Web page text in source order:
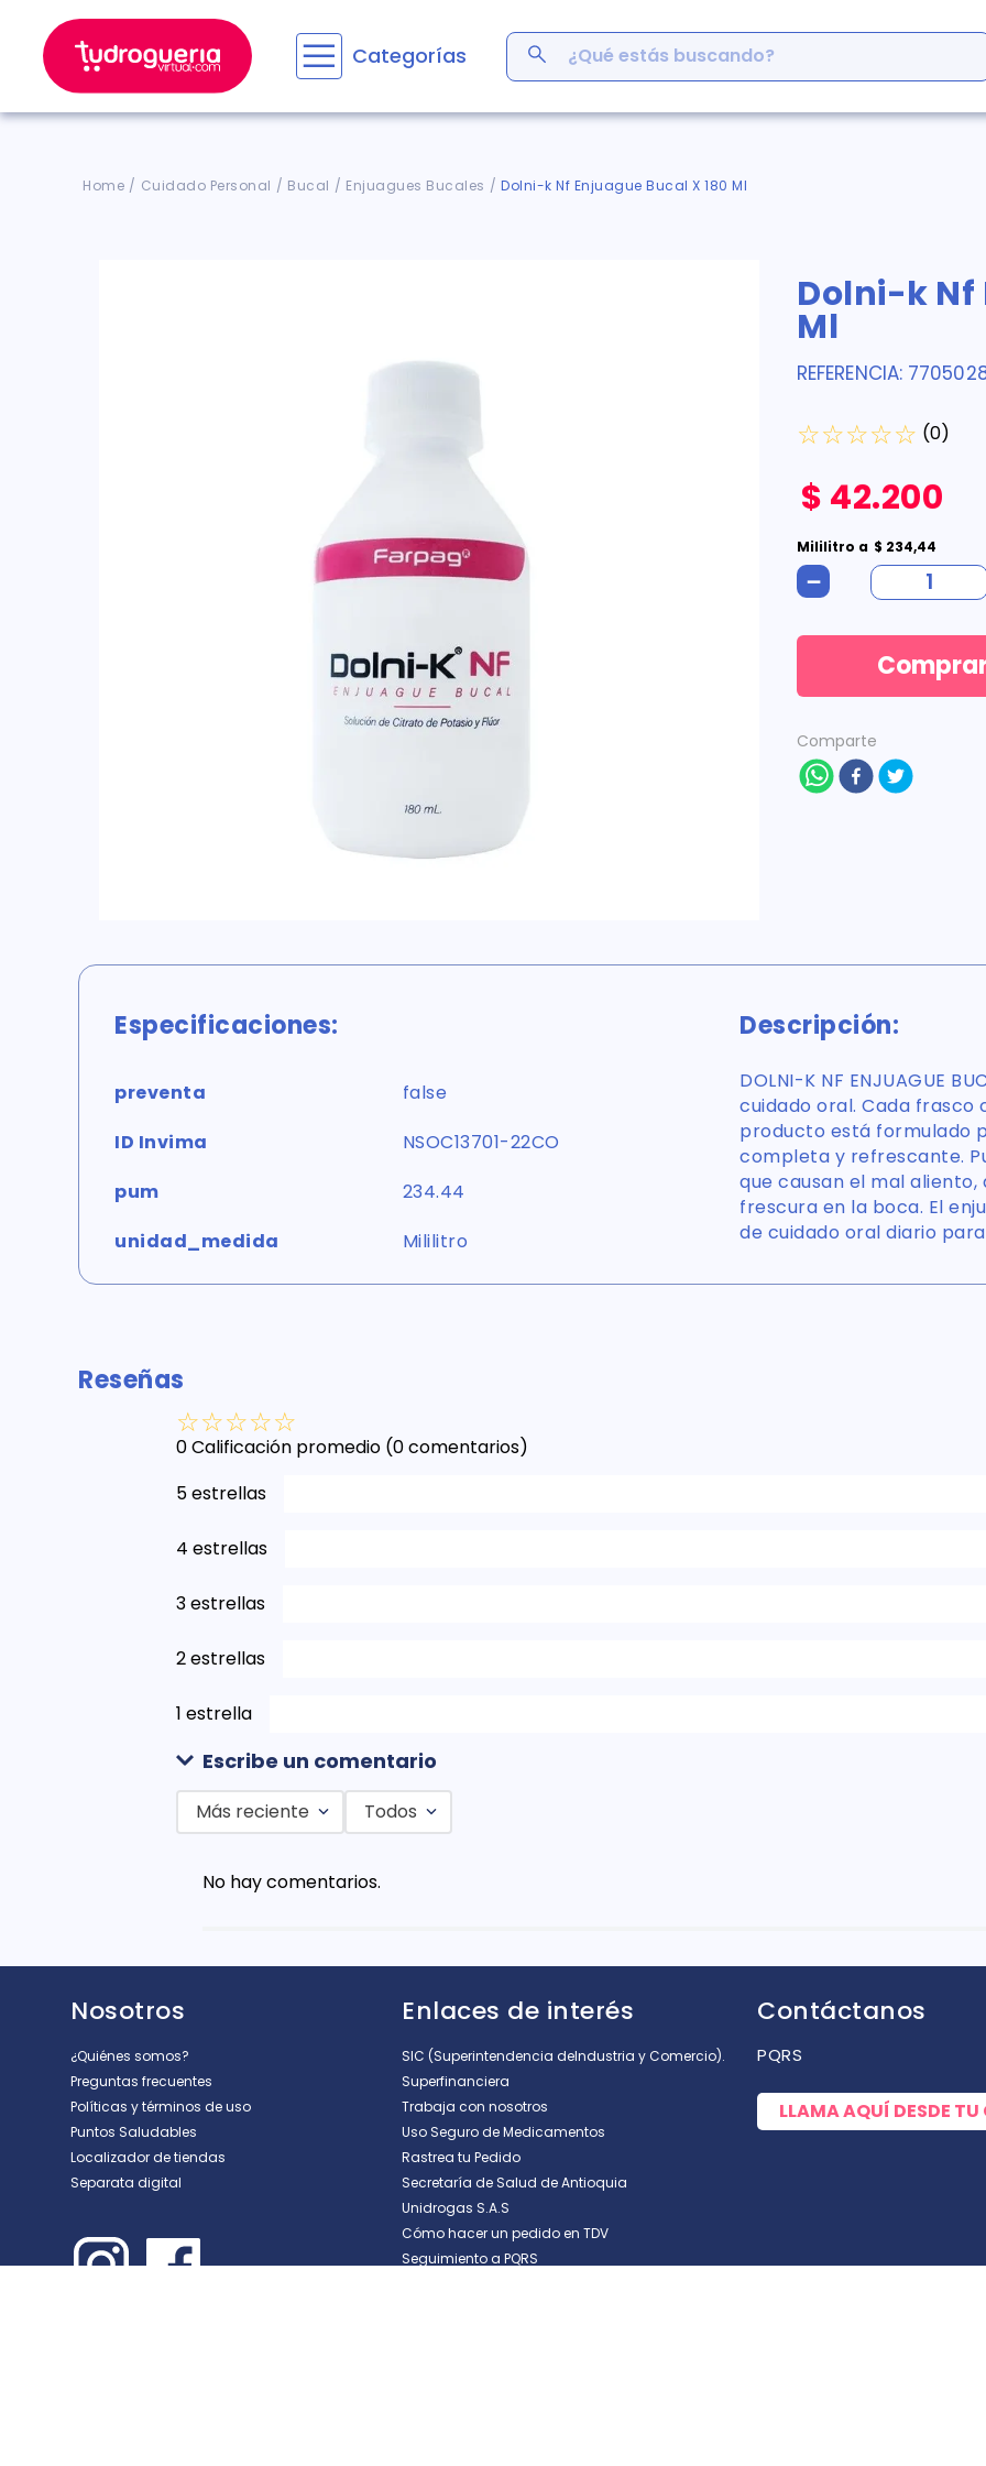
Categorías
¿Qué estás buscando?
Cuidado Personal Bucal Enjuagues Bucales Dolni-k Nf Enjuague Bucal X 180 Ml
Dolni-k Nf
Ml
REFERENCIA:
☆☆☆☆☆ (0)
$ 42.200
Mililitro a $ 234,44
－
Comparte
Especificaciones:
preventa
false
ID Invima
NSOC13701-22CO
pum
234.44
unidad_medida
Mililitro
Descripción:
DOLNI-K NF ENJUAGUE
cuidado oral. Cada frasco
producto está formulado
completa y refrescante.
que causan el mal
frescura en la boca. El
de cuidado oral diario
Reseñas
☆☆☆☆☆
0 Calificación promedio (0 comentarios)
5 estrellas
4 estrellas
3 estrellas
2 estrellas
1 estrella
Escribe un comentario
Título
Escribe un comentario
Más reciente Todos
No hay comentarios.
Nosotros
¿Quiénes somos?
Preguntas frecuentes
Políticas y términos de uso
Puntos Saludables
Localizador de tiendas
Separata digital
Enlaces de interés
SIC (Superintendencia deIndustria y Comercio).
Superfinanciera
Trabaja con nosotros
Uso Seguro de Medicamentos
Rastrea tu Pedido
Secretaría de Salud de Antioquia
Unidrogas S.A.S
Cómo hacer un pedido en TDV
Seguimiento a PQRS
Contáctanos
PQRS
LLAMA AQUÍ DESDE
acerumen
9
wegovy